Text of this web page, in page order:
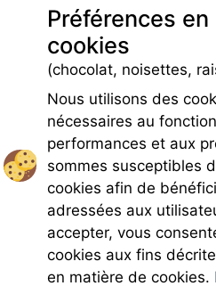
Parking
Infos pré et post réservation
Caution locative
Charges
Préférences
cookies
(chocolat, noisettes,
Nous utilisons des
nécessaires au
performances et aux
sommes susceptibles
cookies afin de
adressées aux
accepter, vous
cookies aux fins
en matière de cookies.